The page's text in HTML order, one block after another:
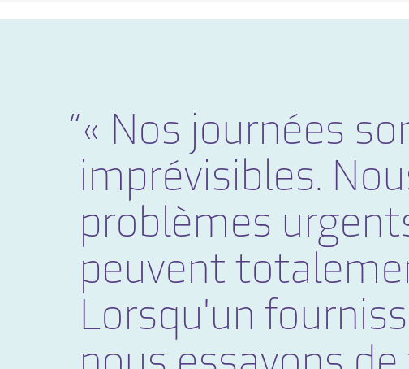
« Nos journées
imprévisibles.
problèmes
peuvent
Lorsqu'un